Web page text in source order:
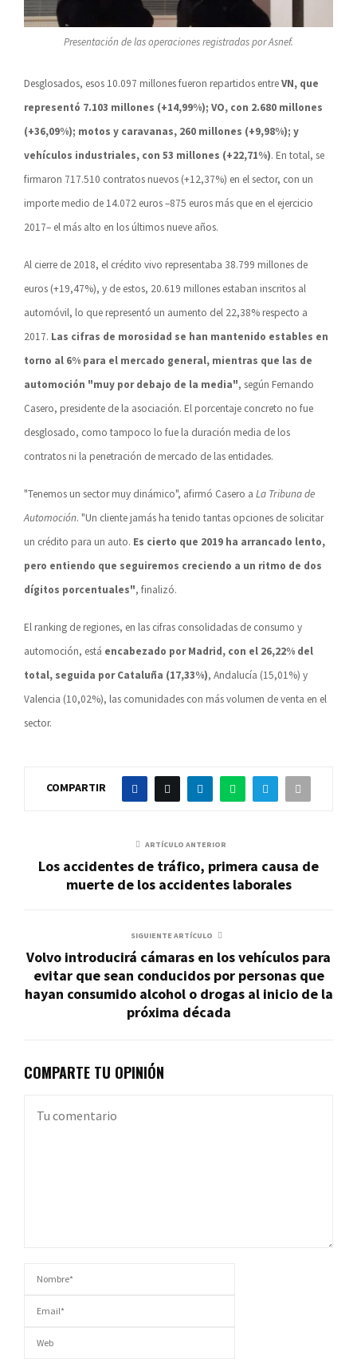
Presentación de las operaciones registradas por Asnef.
Desglosados, esos 10.097 millones fueron repartidos entreVN, que
representó 7.103 millones (+14,99%); VO, con 2.680 millones
(+36,09%); motos y caravanas, 260 millones (+9,98%); y
vehículos industriales, con 53 millones (+22,71%). En total, se
firmaron 717.510 contratos nuevos (+12,37%) en el sector, con un
importe medio de 14.072 euros –875 euros más que en el ejercicio
2017– el más alto en los últimos nueve años.
Al cierre de 2018, el crédito vivo representaba 38.799 millones de
euros (+19,47%), y de estos, 20.619 millones estaban inscritos al
automóvil, lo que representó un aumento del 22,38% respecto a
2017. Las cifras de morosidad se han mantenido estables en
torno al 6% para el mercado general, mientras que las de
automoción "muy por debajo de la media", según Fernando
Casero, presidente de la asociación. El porcentaje concreto no fue
desglosado, como tampoco lo fue la duración media de los
contratos ni la penetración de mercado de las entidades.
"Tenemos un sector muy dinámico", afirmó Casero a La Tribuna de
Automoción. "Un cliente jamás ha tenido tantas opciones de solicitar
un crédito para un auto. Es cierto que 2019 ha arrancado lento,
pero entiendo que seguiremos creciendo a un ritmo de dos
dígitos porcentuales", finalizó.
El ranking de regiones, en las cifras consolidadas de consumo y
automoción, está encabezado por Madrid, con el 26,22% del
total, seguida por Cataluña (17,33%), Andalucía (15,01%) y
Valencia (10,02%), las comunidades con más volumen de venta en el
sector.
COMPARTIR
ARTÍCULO ANTERIOR
Los accidentes de tráfico, primera causa de
muerte de los accidentes laborales
SIGUIENTE ARTÍCULO
Volvo introducirá cámaras en los vehículos para
evitar que sean conducidos por personas que
hayan consumido alcohol o drogas al inicio de la
próxima década
COMPARTE TU OPINIÓN